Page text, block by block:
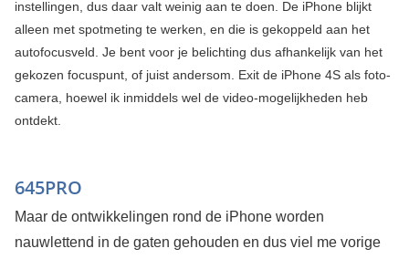
instellingen, dus daar valt weinig aan te doen. De iPhone blijkt
alleen met spotmeting te werken, en die is gekoppeld aan het
autofocusveld. Je bent voor je belichting dus afhankelijk van het
gekozen focuspunt, of juist andersom. Exit de iPhone 4S als foto-
camera, hoewel ik inmiddels wel de video-mogelijkheden heb
ontdekt.
645PRO
Maar de ontwikkelingen rond de iPhone worden
nauwlettend in de gaten gehouden en dus viel me vorige